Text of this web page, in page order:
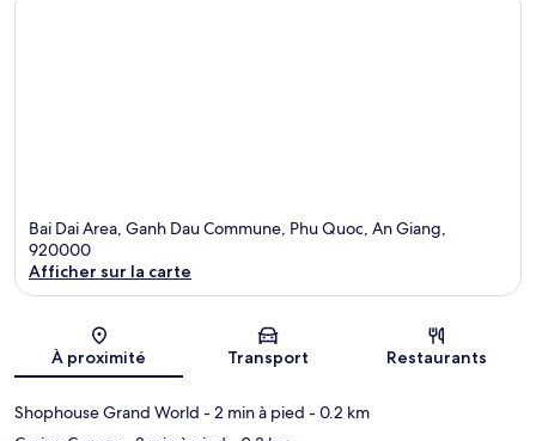
Bai Dai Area, Ganh Dau Commune, Phu Quoc, An Giang,
920000
Afficher sur la carte
À proximité Transport Restaurants
Shophouse Grand World - 2 min à pied - 0.2 km